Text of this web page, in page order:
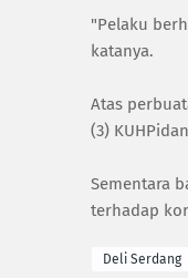
"Pelaku
katanya.
Atas
(3)
Sementara
terhadap
Deli Serdang